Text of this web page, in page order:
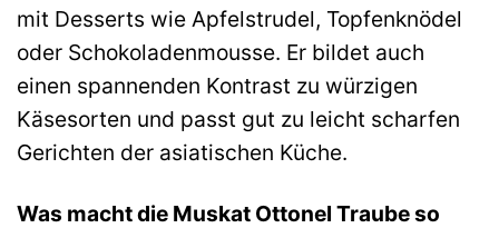
mit Desserts wie Apfelstrudel, Topfenknödel
oder Schokoladenmousse. Er bildet auch
einen spannenden Kontrast zu würzigen
Käsesorten und passt gut zu leicht scharfen
Gerichten der asiatischen Küche.
Was macht die Muskat Ottonel Traube so